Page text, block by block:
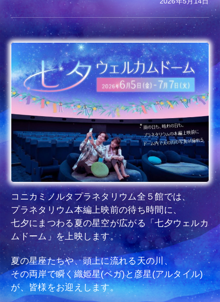
コニカミノルタプラネタリウム全５館では、
プラネタリウム本編上映前の待ち時間に、
七夕にまつわる夏の星空が広がる「七夕ウェルカ
ムドーム」を上映します。
夏の星座たちや、頭上に流れる天の川、
その両岸で瞬く織姫星(ベガ)と彦星(アルタイル)
が、皆様をお迎えします。